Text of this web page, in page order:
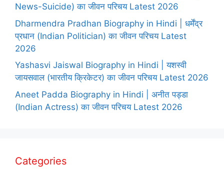
News-Suicide) का जीवन परिचय Latest 2026
Dharmendra Pradhan Biography in Hindi | धर्मेंद्र
प्रधान (Indian Politician) का जीवन परिचय Latest
2026
Yashasvi Jaiswal Biography in Hindi | यशस्वी
जायसवाल (भारतीय क्रिकेटर) का जीवन परिचय Latest 2026
Aneet Padda Biography in Hindi | अनीत पड्डा
(Indian Actress) का जीवन परिचय Latest 2026
Categories